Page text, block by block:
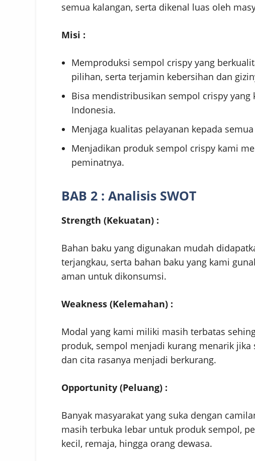
semua kalangan, serta dikenal luas oleh
Misi :
Memproduksi sempol crispy yang
pilihan, serta terjamin kebersihan dan
Bisa mendistribusikan sempol crispy
Indonesia.
Menjaga kualitas pelayanan kepada
Menjadikan produk sempol crispy kami
peminatnya.
BAB 2 : Analisis SWOT
Strength (Kekuatan) :
Bahan baku yang digunakan mudah
terjangkau, serta bahan baku yang kami
aman untuk dikonsumsi.
Weakness (Kelemahan) :
Modal yang kami miliki masih terbatas
produk, sempol menjadi kurang menarik
dan cita rasanya menjadi berkurang.
Opportunity (Peluang) :
Banyak masyarakat yang suka dengan
masih terbuka lebar untuk produk sempol,
kecil, remaja, hingga orang dewasa.